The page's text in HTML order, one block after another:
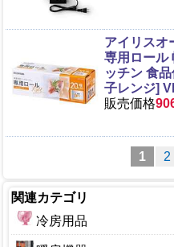
アイリスオ
専用ロール
ッチン 食
子レンジ]
販売価格
1 2
関連カテゴリ
冷房用品